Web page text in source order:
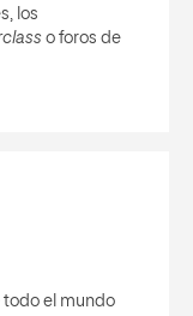
los
o foros de
todo el mundo